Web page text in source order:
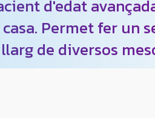
d'edat
Permet fer un
de diversos